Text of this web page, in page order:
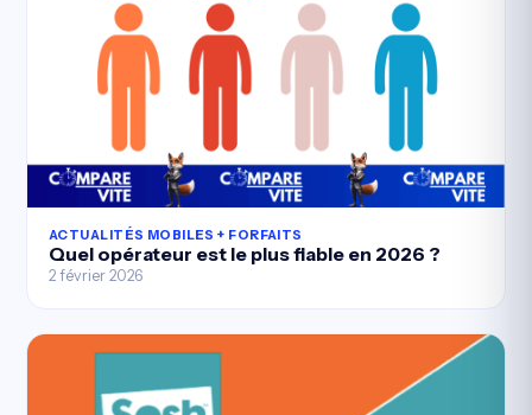
ACTUALITÉS MOBILES + FORFAITS
Quel opérateur est le plus fiable en 2026 ?
2 février 2026